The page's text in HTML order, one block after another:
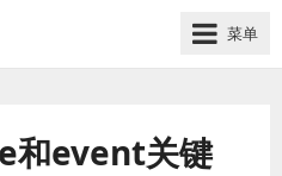
菜单
和event关键